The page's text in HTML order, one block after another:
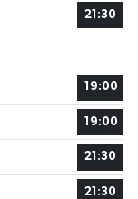
21:30
19:00
19:00
21:30
21:30